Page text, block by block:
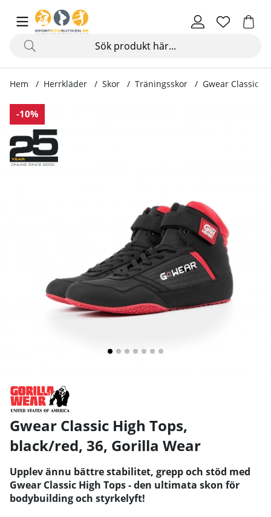
Hem Herrkläder Skor Träningsskor Gwear Classic
-10%
Produktbilder Gwear Classic High Tops, black/red
Gwear Classic High Tops,
black/red, 36, Gorilla Wear
Upplev ännu bättre stabilitet, grepp och stöd med
Gwear Classic High Tops - den ultimata skon för
bodybuilding och styrkelyft!